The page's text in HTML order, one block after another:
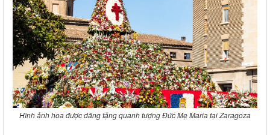
Hình ảnh hoa được dâng tặng quanh tượng Đức Mẹ Maria tại Zaragoza